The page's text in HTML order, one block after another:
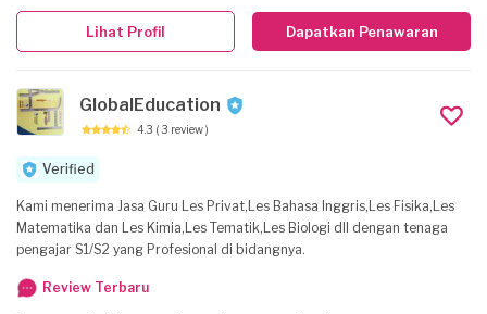
propesional dibidangnya
Dapatkan Penawaran
Lihat Profil
GlobalEducation
4.3 ( 3 review )
Verified
Kami menerima Jasa Guru Les Privat,Les Bahasa Inggris,Les Fisika,Les
Matematika dan Les Kimia,Les Tematik,Les Biologi dll dengan tenaga
pengajar S1/S2 yang Profesional di bidangnya.
Review Terbaru